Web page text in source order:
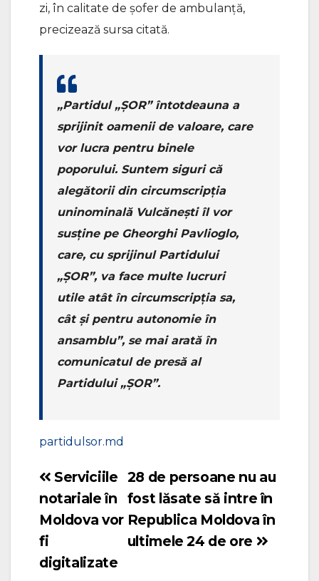
zi, în calitate de șofer de ambulanță,
precizează sursa citată.
„Partidul „ȘOR” întotdeauna a
sprijinit oamenii de valoare, care
vor lucra pentru binele
poporului. Suntem siguri că
alegătorii din circumscripția
uninominală Vulcănești îl vor
susține pe Gheorghi Pavlioglo,
care, cu sprijinul Partidului
„ȘOR”, va face multe lucruri
utile atât în circumscripția sa,
cât și pentru autonomie în
ansamblu”, se mai arată în
comunicatul de presă al
Partidului „ȘOR”.
partidulsor.md
Navigare
în
articole
28 de persoane nu au
fost lăsate să intre în
Republica Moldova în
ultimele 24 de ore
Serviciile
notariale în
Moldova vor
fi
digitalizate